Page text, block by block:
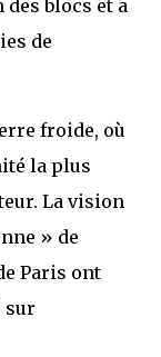
blocs et a
de
froide, où
la plus
La vision
» de
Paris ont
sur